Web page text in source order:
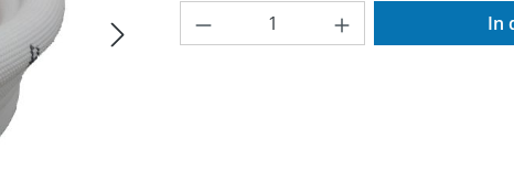
Produkt Anzahl: Gib denIn